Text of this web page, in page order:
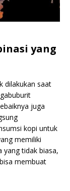
yang
dilakukan saat
juga
kopi untuk
memiliki
yang tidak biasa,
membuat